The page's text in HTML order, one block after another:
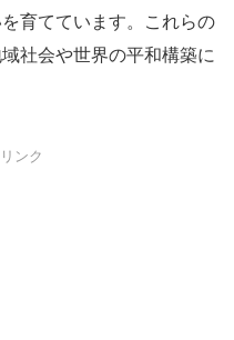
育てています。これらの
社会や世界の平和構築に
ンク